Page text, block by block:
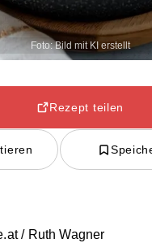
Foto: Bild mit KI erstellt
Rezept teilen
/ Ruth Wagner